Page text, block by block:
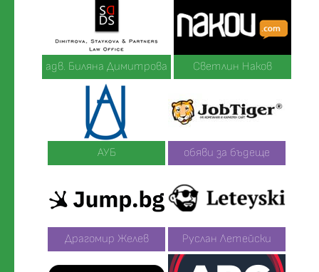
адв. Биляна Димитрова Светлин Наков
АУБ обяви за бъдеще
Драгомир Желев Руслан Летейски